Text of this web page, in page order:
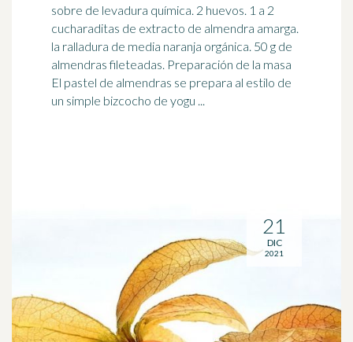
sobre de levadura química. 2 huevos. 1 a 2
cucharaditas de extracto de almendra amarga.
la ralladura de media naranja orgánica. 50 g de
almendras fileteadas. Preparación de la masa
El pastel de almendras se prepara al estilo de
un simple bizcocho de yogu ...
21
DIC
2021